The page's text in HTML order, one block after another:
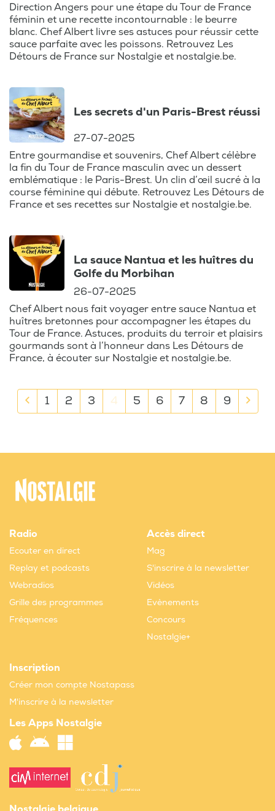
Direction Angers pour une étape du Tour de France
féminin et une recette incontournable : le beurre
blanc. Chef Albert livre ses astuces pour réussir cette
sauce parfaite avec les poissons. Retrouvez Les
Détours de France sur Nostalgie et nostalgie.be.
Les secrets d'un Paris-Brest réussi
27-07-2025
Entre gourmandise et souvenirs, Chef Albert célèbre
la fin du Tour de France masculin avec un dessert
emblématique : le Paris-Brest. Un clin d’œil sucré à la
course féminine qui débute. Retrouvez Les Détours de
France et ses recettes sur Nostalgie et nostalgie.be.
La sauce Nantua et les huîtres du
Golfe du Morbihan
26-07-2025
Chef Albert nous fait voyager entre sauce Nantua et
huîtres bretonnes pour accompagner les étapes du
Tour de France. Astuces, produits du terroir et plaisirs
gourmands sont à l’honneur dans Les Détours de
France, à écouter sur Nostalgie et nostalgie.be.
1 2 3 4 5 6 7 8 9
Radio
Ecouter en direct
Replay et podcasts
Webradios
Grille des programmes
Fréquences
Accès direct
Mag
S'inscrire à la newsletter
Vidéos
Evènements
Concours
Nostalgie+
Inscription
Créer mon compte Nostapass
M'inscrire à la newsletter
Les Apps Nostalgie